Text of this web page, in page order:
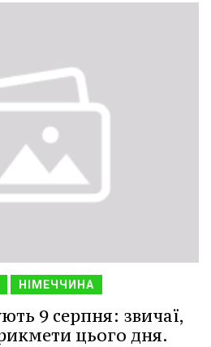
НІМЕЧЧИНА
9 серпня: звичаї,
цього дня.